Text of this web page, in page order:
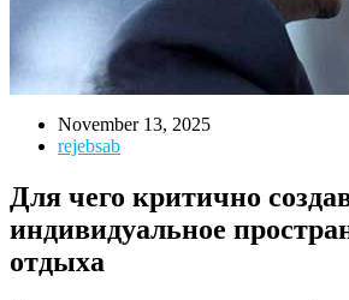
November 13, 2025
rejebsab
Для чего критично
индивидуальное
отдыха